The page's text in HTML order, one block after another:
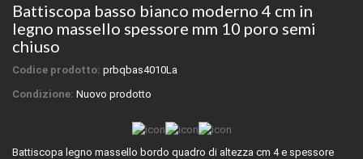
Battiscopa basso bianco moderno 4 cm in
legno massello spessore mm 10 poro semi
chiuso
Codice prodotto: prbqbas4010La
Condizione: Nuovo prodotto
Battiscopa legno massello bordo quadro di altezza cm 4 e spessore